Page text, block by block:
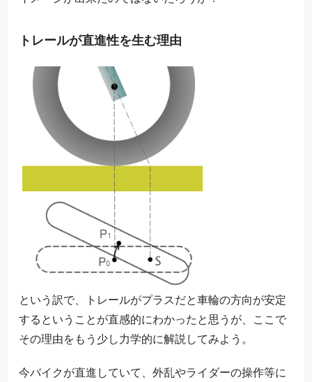
トレールが直進性を生む理由
という訳で、トレールがプラスだと車輪の方向が安定
するということが直感的にわかったと思うが、ここで
その理由をもう少し力学的に解説してみよう。
今バイクが直進していて、外乱やライダーの操作等に